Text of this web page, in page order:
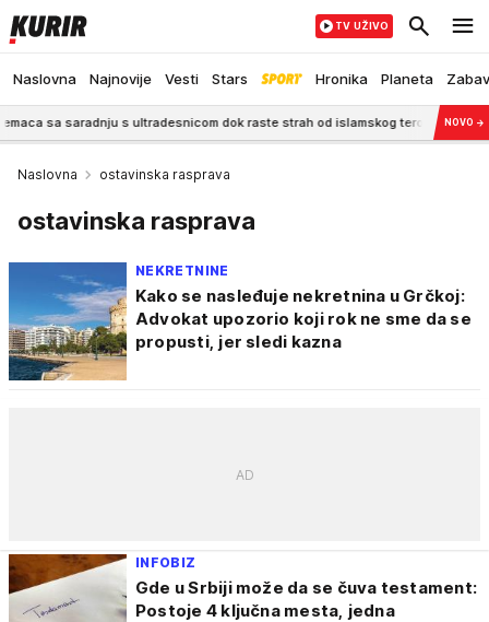
Naslovna Najnovije Vesti Stars Hronika Planeta
TV UŽIVO
saradnju s ultradesnicom dok raste strah od islamskog terorizma 11:55NOVO →
Naslovna ostavinska rasprava
ostavinska rasprava
NEKRETNINE
Kako se nasleđuje nekretnina u Grčkoj:
Advokat upozorio koji rok ne sme da se
propusti, jer sledi kazna
INFOBIZ
Gde u Srbiji može da se čuva testament:
Postoje 4 ključna mesta, jedna